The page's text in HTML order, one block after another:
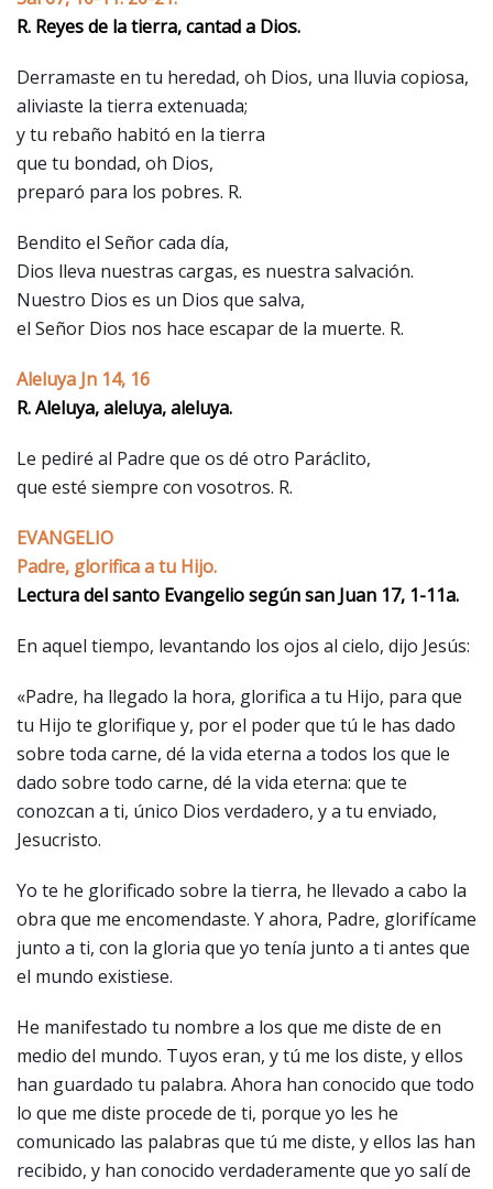
R. Reyes de la tierra, cantad a Dios.
Derramaste en tu heredad, oh Dios, una lluvia copiosa,
aliviaste la tierra extenuada;
y tu rebaño habitó en la tierra
que tu bondad, oh Dios,
preparó para los pobres. R.
Bendito el Señor cada día,
Dios lleva nuestras cargas, es nuestra salvación.
Nuestro Dios es un Dios que salva,
el Señor Dios nos hace escapar de la muerte. R.
Aleluya Jn 14, 16
R. Aleluya, aleluya, aleluya.
Le pediré al Padre que os dé otro Paráclito,
que esté siempre con vosotros. R.
EVANGELIO
Padre, glorifica a tu Hijo.
Lectura del santo Evangelio según san Juan 17, 1-11a.
En aquel tiempo, levantando los ojos al cielo, dijo Jesús:
«Padre, ha llegado la hora, glorifica a tu Hijo, para que
tu Hijo te glorifique y, por el poder que tú le has dado
sobre toda carne, dé la vida eterna a todos los que le
dado sobre todo carne, dé la vida eterna: que te
conozcan a ti, único Dios verdadero, y a tu enviado,
Jesucristo.
Yo te he glorificado sobre la tierra, he llevado a cabo la
obra que me encomendaste. Y ahora, Padre, glorifícame
junto a ti, con la gloria que yo tenía junto a ti antes que
el mundo existiese.
He manifestado tu nombre a los que me diste de en
medio del mundo. Tuyos eran, y tú me los diste, y ellos
han guardado tu palabra. Ahora han conocido que todo
lo que me diste procede de ti, porque yo les he
comunicado las palabras que tú me diste, y ellos las han
recibido, y han conocido verdaderamente que yo salí de